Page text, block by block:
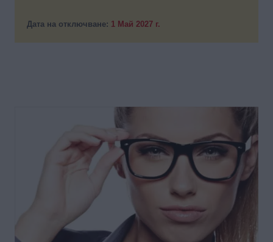
Дата на отключване: 1 Май 2027 г.